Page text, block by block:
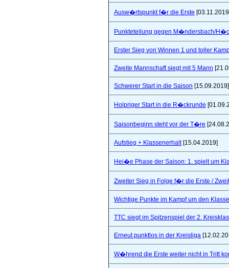
Ausw�rtspunkt f�r die Erste
Punkteteilung gegen M�ndersbach/
Erster Sieg von Winnen 1 und toller
Zweite Mannschaft siegt mit 5 Mann
Schwerer Start in die Saison [15.09.2019]
Holpriger Start in die R�ckrunde
Saisonbeginn steht vor der T�re
Aufstieg + Klassenerhalt[15.04.2019]
Hei�e Phase der Saison: 1. spielt um
Zweiter Sieg in Folge f�r die Erste /
Wichtige Punkte im Kampf um den
TTC siegt im Spitzenspiel der 2.
Erneut punktlos in der Kreisliga
W�hrend die Erste weiter nicht in Tritt